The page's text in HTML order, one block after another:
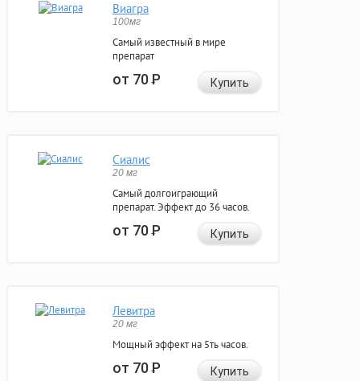
Виагра
100мг
Самый известный в мире
препарат
от 70Р Купить
Сиалис
20 мг
Самый долгоиграющий
препарат. Эффект до 36 часов.
от 70Р Купить
Левитра
20 мг
Мощный эффект на 5ть часов.
от 70Р Купить